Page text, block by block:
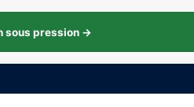
sous pression →